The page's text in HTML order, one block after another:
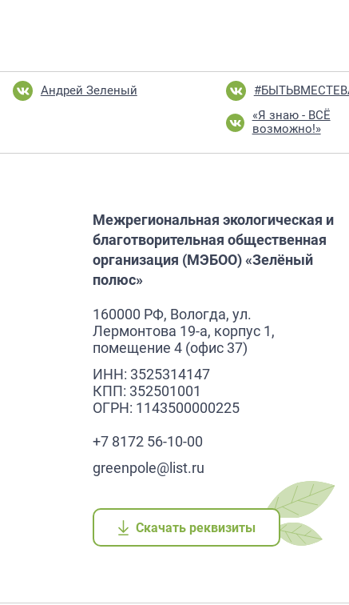
Андрей Зеленый
«Я знаю - ВСЁ
возможно!»
Межрегиональная экологическая и
благотворительная общественная
организация (МЭБОО) «Зелёный
полюс»
160000 РФ, Вологда, ул.
Лермонтова 19-а, корпус 1,
помещение 4 (офис 37)
ИНН: 3525314147
КПП: 352501001
ОГРН: 1143500000225
+7 8172 56-10-00
greenpole@list.ru
Скачать реквизиты
Скачать реквизиты
Скачать реквизиты
Скачать реквизиты
Скачать реквизиты